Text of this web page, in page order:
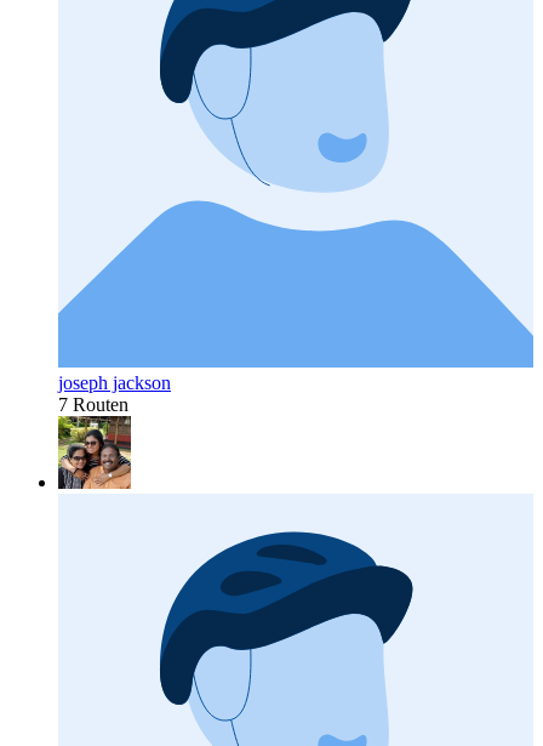
joseph jackson
7 Routen